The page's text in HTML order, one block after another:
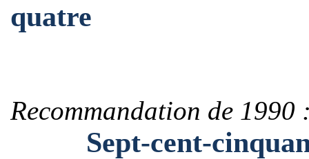
quatre
Recommandation de 1990
Sept-cent-